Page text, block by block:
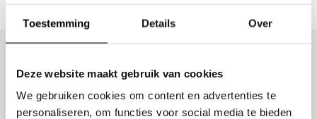
Toestemming Details Over
Deze website maakt gebruik van cookies
We gebruiken cookies om content en advertenties te
personaliseren, om functies voor social media te bieden
Vul hier je gegevens in en vergeet niet foto's van je
inruilauto mee te sturen.